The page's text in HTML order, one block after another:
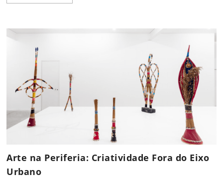
Arte na Periferia: Criatividade Fora do Eixo
Urbano